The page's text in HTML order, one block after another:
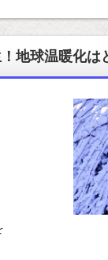
地球温暖化は